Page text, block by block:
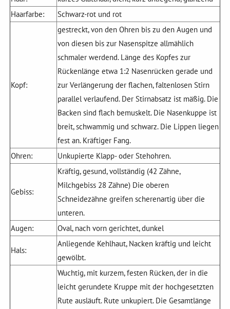
Haarfarbe:
Schwarz-rot und rot
Kopf:
gestreckt, von den Ohren bis zu den Augen und
von diesen bis zur Nasenspitze allmählich
schmaler werdend. Länge des Kopfes zur
Rückenlänge etwa 1:2 Nasenrücken gerade und
zur Verlängerung der flachen, faltenlosen Stirn
parallel verlaufend. Der Stirnabsatz ist mäßig. Die
Backen sind flach bemuskelt. Die Nasenkuppe ist
breit, schwammig und schwarz. Die Lippen liegen
fest an. Kräftiger Fang.
Ohren:
Unkupierte Klapp- oder Stehohren.
Gebiss:
Kräftig, gesund, vollständig (42 Zähne,
Milchgebiss 28 Zähne) Die oberen
Schneidezähne greifen scherenartig über die
unteren.
Augen:
Oval, nach vorn gerichtet, dunkel
Hals:
Anliegende Kehlhaut, Nacken kräftig und leicht
gewölbt.
Wuchtig, mit kurzem, festen Rücken, der in die
leicht gerundete Kruppe mit der hochgesetzten
Rute ausläuft. Rute unkupiert. Die Gesamtlänge